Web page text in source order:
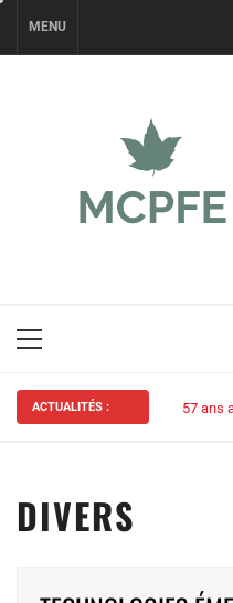
content
MENU
Primary
ACTUALITÉS : 57 ans
DIVERS